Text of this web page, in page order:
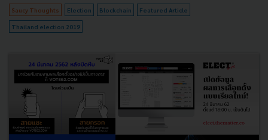
Saucy Thoughts Election Blockchain Featured Article
Thailand election 2019